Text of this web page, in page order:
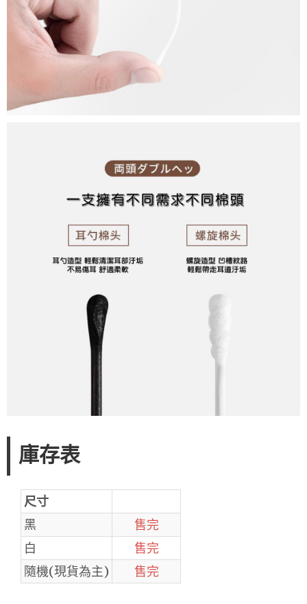
庫存表
尺寸
黑
售完
白
售完
隨機(現貨為主)
售完